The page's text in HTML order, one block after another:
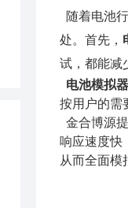
随着电池
处。首先，
试，都能减
电池模拟器
按用户的需
金合博源
响应速度快
从而全面模